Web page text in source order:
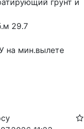
грунт и
29.7
на мин.вылете